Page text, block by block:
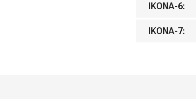
IKONA-6:
IKONA-7: